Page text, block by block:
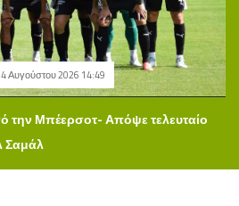
Αυγούστου 2026 14:49
την Μπέερσοτ- Απόψε τελευταίο
Σαμάλ